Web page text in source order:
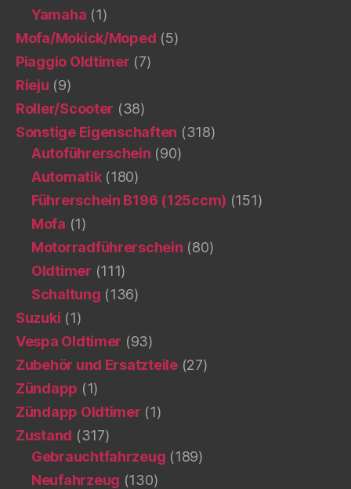
Yamaha (1)
Mofa/Mokick/Moped (5)
Piaggio Oldtimer (7)
Rieju (9)
Roller/Scooter (38)
Sonstige Eigenschaften (318)
Autoführerschein (90)
Automatik(180)
Führerschein B196 (125ccm) (151)
Mofa (1)
Motorradführerschein (80)
Oldtimer (111)
Schaltung (136)
Suzuki (1)
Vespa Oldtimer (93)
Zubehör und Ersatzteile(27)
Zündapp (1)
Zündapp Oldtimer (1)
Zustand (317)
Gebrauchtfahrzeug (189)
Neufahrzeug (130)